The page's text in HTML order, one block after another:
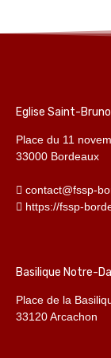
Eglise Saint-Bruno
Place du 11
33000 Bordeaux
contact@fssp-
https://fssp-
Basilique Notre-
Place de la
33120 Arcachon